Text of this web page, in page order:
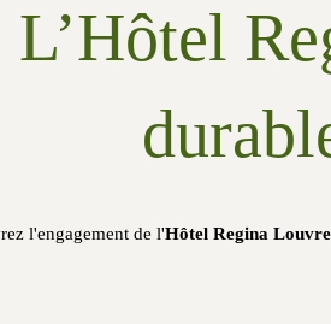
L’Hôtel
l'engagement de l'Hôtel Regina Louvre